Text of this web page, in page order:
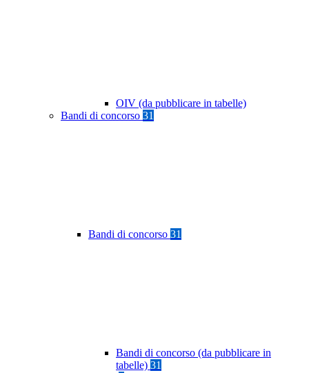
OIV (da pubblicare in tabelle)
Bandi di concorso 31
Bandi di concorso 31
Bandi di concorso (da pubblicare in
tabelle) 31